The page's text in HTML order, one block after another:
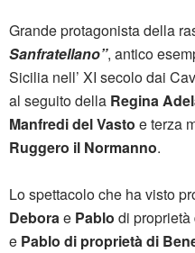
Grande protagonista della
Sanfratellano”, antico
Sicilia nell’ XI secolo dai
al seguito della Regina
Manfredi del Vasto e terza
Ruggero il Normanno.
Lo spettacolo che ha visto
Deborae Pablo di proprietà
e Pablo di proprietà di